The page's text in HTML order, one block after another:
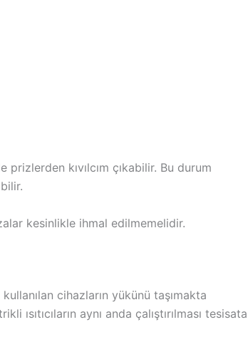
kıvılcım çıkabilir. Bu durum
kesinlikle ihmal edilmemelidir.
cihazların yükünü taşımakta
ısıtıcıların aynı anda çalıştırılması tesisata